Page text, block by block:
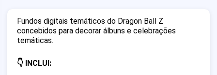
Fundos digitais temáticos do Dragon Ball Z
concebidos para decorar álbuns e celebrações
temáticas.
👇 INCLUI: